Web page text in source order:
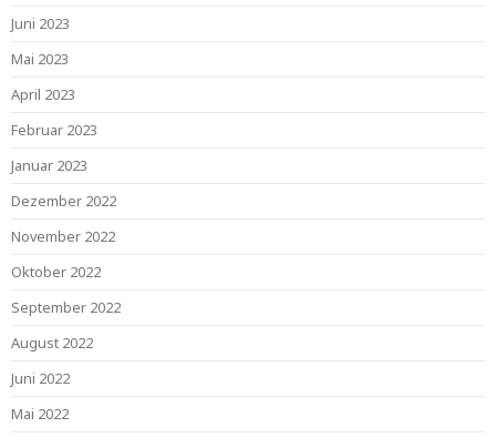
Juni 2023
Mai 2023
April 2023
Februar 2023
Januar 2023
Dezember 2022
November 2022
Oktober 2022
September 2022
August 2022
Juni 2022
Mai 2022